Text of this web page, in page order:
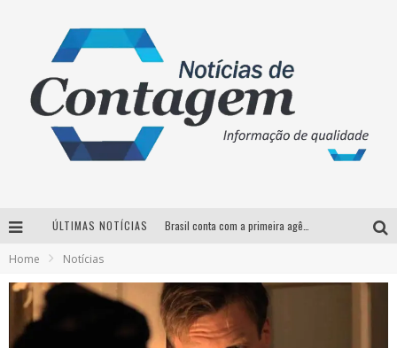
ÚLTIMAS NOTÍCIAS
Home Notícias